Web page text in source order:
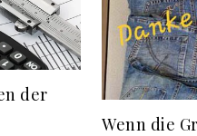
der
Wenn die